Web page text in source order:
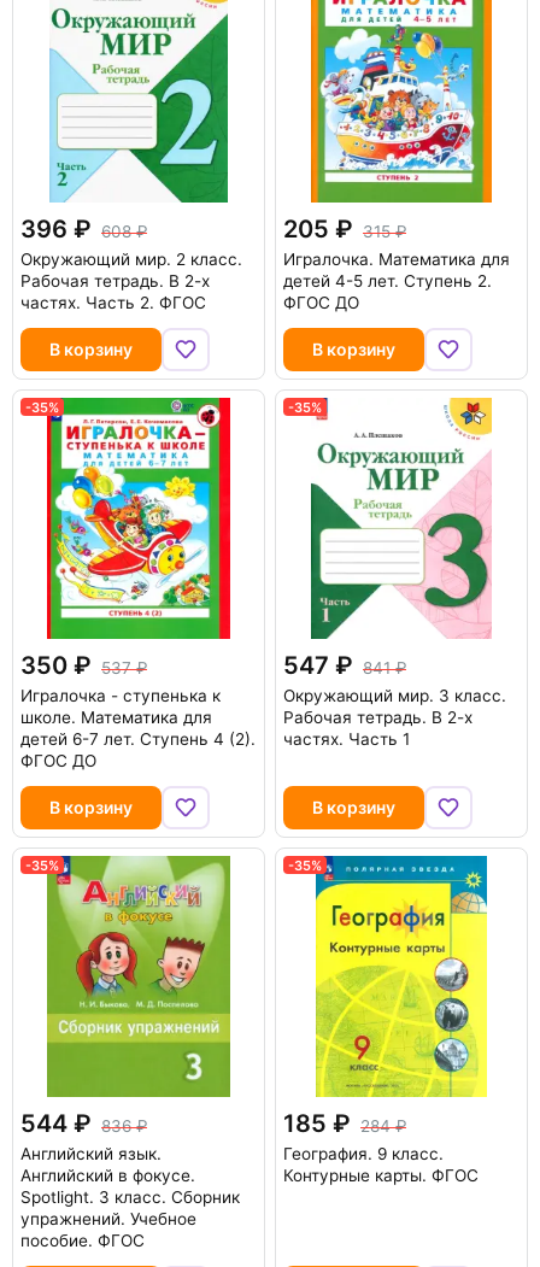
396
608
Окружающий мир. 2 класс.
Рабочая тетрадь. В 2-х
частях. Часть 2. ФГОС
В корзину
205
315
Игралочка. Математика для
детей 4-5 лет. Ступень 2.
ФГОС ДО
В корзину
-35%
350
537
Игралочка - ступенька к
школе. Математика для
детей 6-7 лет. Ступень 4 (2).
ФГОС ДО
В корзину
-35%
547
841
Окружающий мир. 3 класс.
Рабочая тетрадь. В 2-х
частях. Часть 1
В корзину
-35%
544
836
Английский язык.
Английский в фокусе.
Spotlight. 3 класс. Сборник
упражнений. Учебное
пособие. ФГОС
-35%
185
284
География. 9 класс.
Контурные карты. ФГОС